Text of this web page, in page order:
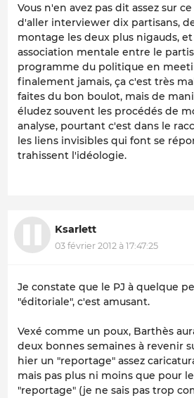
Vous n'en avez pas dit assez sur
d'aller interviewer dix partisans,
montage les deux plus nigauds,
association mentale entre le
programme du politique en
finalement jamais, ça c'est très
faites du bon boulot, mais de
éludez souvent les procédés de
analyse, pourtant c'est dans le
les liens invisibles qui font se
trahissent l'idéologie.
Ksarlett
03 février 2012 à 17:47:25
Je constate que le PJ à quelque
"éditoriale", c'est amusant.
Vexé comme un poux, Barthès
deux bonnes semaines à revenir
hier un "reportage" assez
mais pas plus ni moins que pour
"reportage" (je ne sais pas trop